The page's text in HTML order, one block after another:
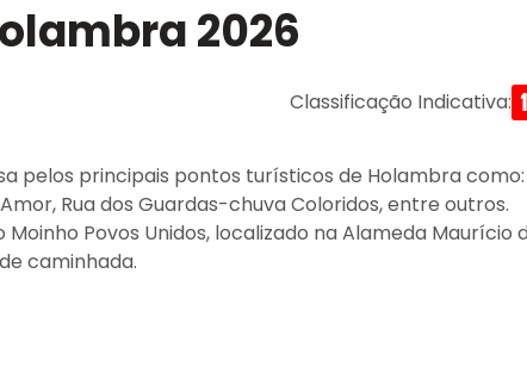
2026
Classificação Indicativa:
pelos principais pontos turísticos de Holambra como:
Rua dos Guardas-chuva Coloridos, entre outros.
Povos Unidos, localizado na Alameda Maurício
caminhada.